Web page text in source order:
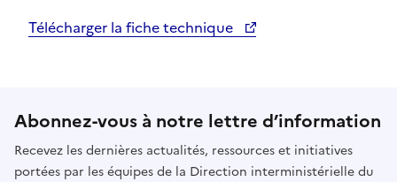
Télécharger la fiche technique
Abonnez-vous à notre lettre d’information
Recevez les dernières actualités, ressources et initiatives
portées par les équipes de la Direction interministérielle du